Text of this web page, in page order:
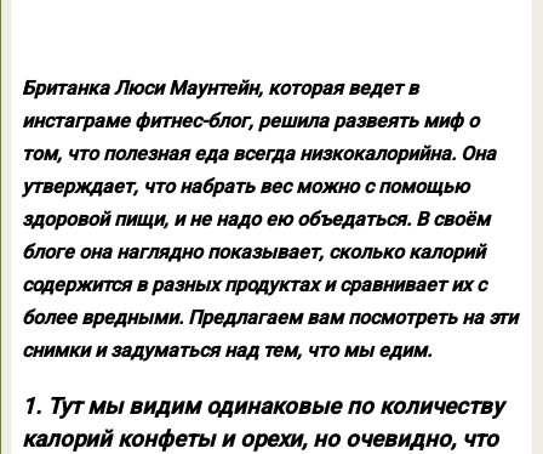
Британка Люси Маунтейн, которая ведет в
инстаграме фитнес-блог, решила развеять миф о
том, что полезная еда всегда низкокалорийна. Она
утверждает, что набрать вес можно с помощью
здоровой пищи, и не надо ею объедаться. В своём
блоге она наглядно показывает, сколько калорий
содержится в разных продуктах и сравнивает их с
более вредными. Предлагаем вам посмотреть на эти
снимки и задуматься над тем, что мы едим.
1. Тут мы видим одинаковые по количеству
калорий конфеты и орехи, но очевидно, что